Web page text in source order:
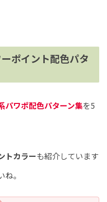
ポイント配色パタ
パワポ配色パターン集を5
トカラーも紹介しています
。